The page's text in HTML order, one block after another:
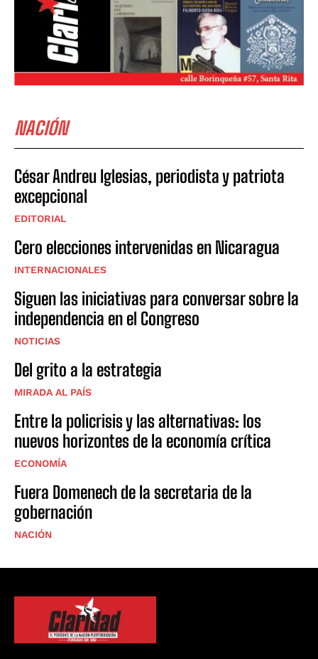
NACIÓN
César Andreu Iglesias, periodista y patriota
excepcional
EDITORIAL
Cero elecciones intervenidas en Nicaragua
INTERNACIONALES
Siguen las iniciativas para conversar sobre la
independencia en el Congreso
NOTICIAS
Del grito a la estrategia
MIRADA AL PAÍS
Entre la policrisis y las alternativas: los
nuevos horizontes de la economía crítica
ECONOMÍA
Fuera Domenech de la secretaria de la
gobernación
NACIÓN